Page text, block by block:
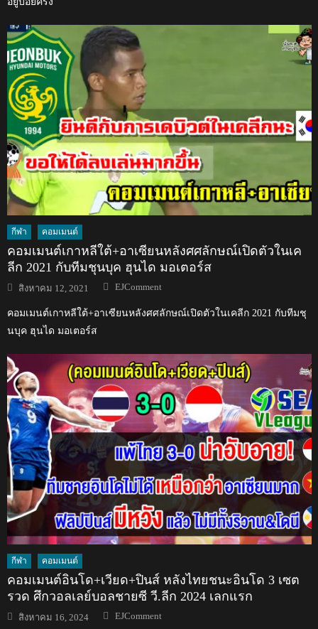
กีฬา คอมเมนต์
คอมเมนต์เกาหลีใต้+อาเซียนหลังศศลักษณ์เปิดตัวในเค
ลีก 2021 กับทีมชุนบุค ฮุนได มอเตอร์ส
Posted
on
สิงหาคม 12, 2021 Author
EJComment
คอมเมนต์เกาหลีใต้+อาเซียนหลังศศลักษณ์เปิดตัวในเคลีก 2021 กับทีมชุ
นบุค ฮุนได มอเตอร์ส
กีฬา คอมเมนต์
คอมเมนต์อินโด+เวียด+ปินส์ หลังไทยชนะอินโด 3 เซต
รวด ศึกวอลเลย์บอลชายซี วี.ลีก 2024 เลกแรก
Posted
on
สิงหาคม 16, 2024 Author
EJComment